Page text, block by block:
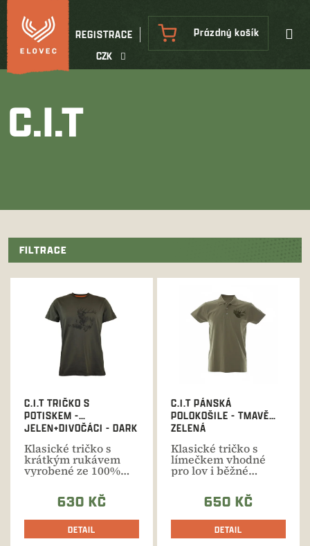
Přejít
na
obsah
CZK
REGISTRACE
NÁKUPNÍ
KOŠÍK
Prázdný košík
C.I.T
FILTRACE
C.I.T TRIČKO S
POTISKEM -
JELEN+DIVOČÁCI - DARK
Klasické tričko s
krátkým rukávem
vyrobené ze 100%
kvalitní bavlny
vhodné pro...
630 KČ
DETAIL
C.I.T PÁNSKÁ
POLOKOŠILE - TMAVĚ
ZELENÁ
Klasické tričko s
límečkem vhodné
pro lov i běžné
nošení. Kvalitní
650 KČ
DETAIL